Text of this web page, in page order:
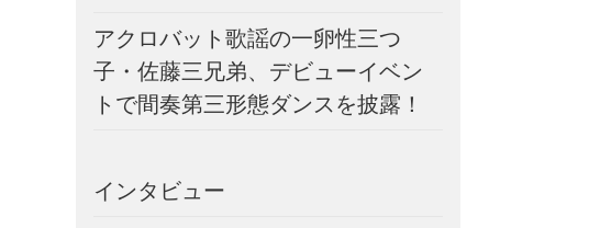
アクロバット歌謡の一卵性三つ
子・佐藤三兄弟、デビューイベン
トで間奏第三形態ダンスを披露！
インタビュー